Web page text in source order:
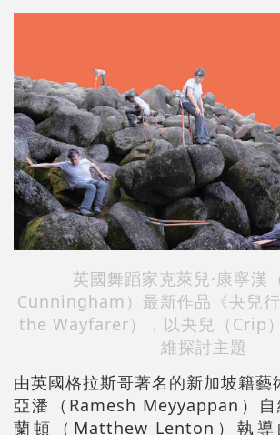
英國舞蹈家克萊兒·康寧漢
Cunningham）最新作品《夬兒
the Wayfarer），以夬兒（Crip
維探討主題
由英國格拉斯哥著名的新加坡籍藝
亞潘（Ramesh Meyyappan）自
蘭頓（Matthew Lenton）執